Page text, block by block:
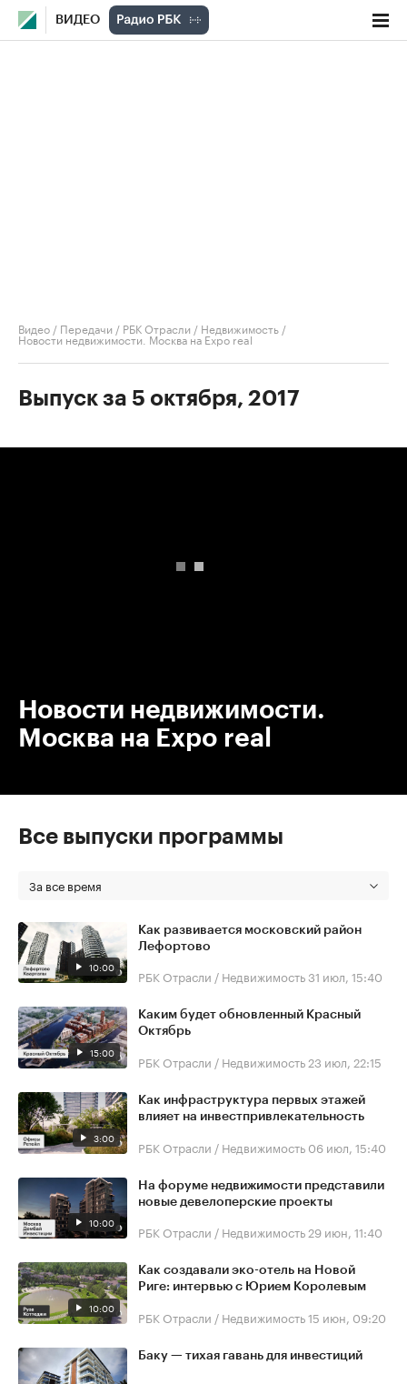
ВИДЕО
Видео / Передачи / РБК Отрасли / Недвижимость /
Новости недвижимости. Москва на Expo real
Выпуск за 5 октября, 2017
Новости недвижимости.
Москва на Expo real
Все выпуски программы
За все время
10:00
Как развивается московский район
Лефортово
РБК Отрасли / Недвижимость31 июл, 15:40
15:00
Каким будет обновленный Красный
Октябрь
РБК Отрасли / Недвижимость 23 июл, 22:15
3:00
Как инфраструктура первых этажей
влияет на инвестпривлекательность
РБК Отрасли / Недвижимость 06 июл, 15:40
10:00
На форуме недвижимости представили
новые девелоперские проекты
РБК Отрасли / Недвижимость 29 июн, 11:40
10:00
Как создавали эко-отель на Новой
Риге: интервью с Юрием Королевым
РБК Отрасли / Недвижимость15 июн, 09:20
Баку — тихая гавань для инвестиций